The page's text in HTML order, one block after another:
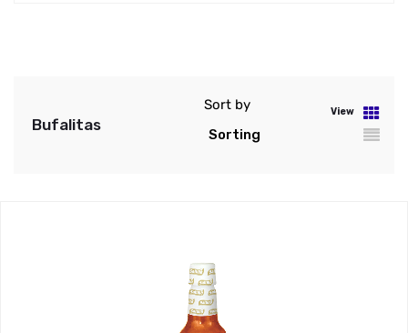
Bufalitas
Sort by View